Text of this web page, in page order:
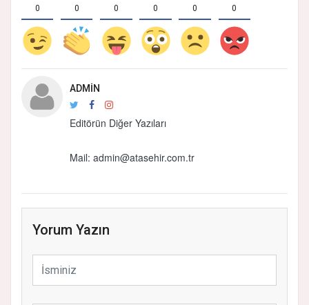
0 0 0 0 0 0
ADMIN
Editörün Diğer Yazıları
Mail: admin@atasehir.com.tr
Yorum Yazın